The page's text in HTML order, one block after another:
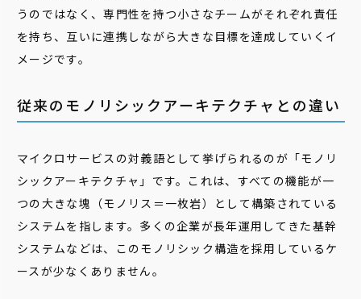
うのではなく、専門性を持つ小さなチームがそれぞれ責任
を持ち、互いに連携しながら大きな目標を達成していくイ
メージです。
従来のモノリシックアーキテクチャとの違い
マイクロサービスの対義語として挙げられるのが「モノリ
シックアーキテクチャ」です。これは、すべての機能が一
つの大きな塊（モノリス＝一枚岩）として構築されている
システムを指します。多くの企業が長年運用してきた基幹
システムなどは、このモノリシック構造を採用しているケ
ースが少なくありません。